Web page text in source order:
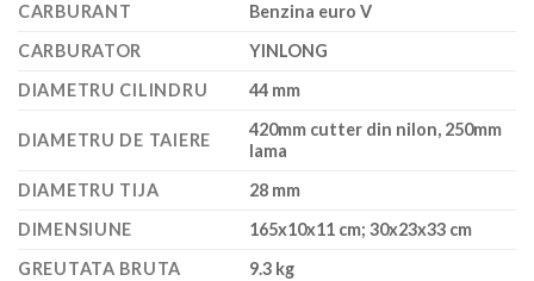
CARBURANT
Benzina euro V
CARBURATOR
YINLONG
DIAMETRU CILINDRU
44 mm
DIAMETRU DE TAIERE
420mm cutter din nilon, 250mm
lama
DIAMETRU TIJA
28 mm
DIMENSIUNE
165x10x11 cm; 30x23x33 cm
GREUTATA BRUTA
9.3 kg